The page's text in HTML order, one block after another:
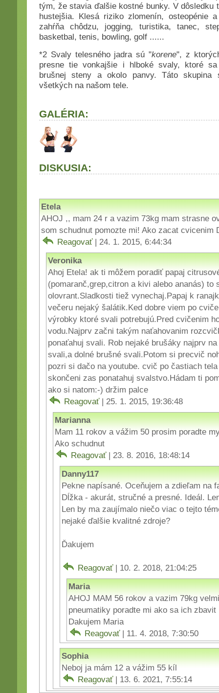
tým, že stavia ďalšie kostné bunky. V dôsledku
hustejšia. Klesá riziko zlomenín, osteopénie a
zahŕňa chôdzu, jogging, turistika, tanec,
basketbal, tenis, bowling, golf ......
*2 Svaly telesného jadra sú "korene", z
presne tie vonkajšie i hlboké svaly, ktoré sa
brušnej steny a okolo panvy. Táto skupina
všetkých na našom tele.
GALÉRIA:
DISKUSIA:
Etela
AHOJ ,, mam 24 r a vazim 73kg mam strasne
som schudnut pomozte mi! Ako zacat cvicenim
Reagovať | 24. 1. 2015, 6:44:34
Veronika
Ahoj Etela! ak ti môžem poradiť papaj
(pomaranč,grep,citron a kivi alebo ananás) to
olovrant.Sladkosti tiež vynechaj.Papaj k
večeru nejaký šalátik.Ked dobre viem po
výrobky ktoré svali potrebujú.Pred cvičenim
vodu.Najprv začni takým naťahovanim
ponaťahuj svali. Rob nejaké brušáky najprv
svali,a dolné brušné svali.Potom si precvič
pozri si dačo na youtube. cvič po častiach
skončeni zas ponatahuj svalstvo.Hádam ti
ako si natom:-) držim palce
Reagovať | 25. 1. 2015, 19:36:48
Marianna
Mam 11 rokov a vážim 50 prosim poradte
Ako schudnut
Reagovať | 23. 8. 2016, 18:48:14
Danny117
Pekne napísané. Oceňujem a zdieľam na
Dĺžka - akurát, stručné a presné. Ideál.
Len by ma zaujímalo niečo viac o tejto
nejaké ďalšie kvalitné zdroje?
Ďakujem
Reagovať | 10. 2. 2018, 21:04:25
Maria
AHOJ MAM 56 rokov a vazim 79kg
pneumatiky poradte mi ako sa ich zbavit
Dakujem Maria
Reagovať | 11. 4. 2018, 7:30:50
Sophia
Neboj ja mám 12 a vážim 55 kíl
Reagovať | 13. 6. 2021, 7:55:14